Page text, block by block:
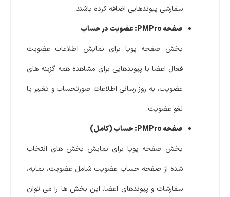
سفارشی پیوندهایی اضافه کرده باشند.
صفحه PMPro: عضویت در حساب
بخش صفحه پویا برای نمایش اطلاعات عضویت
فعال اعضا با پیوندهایی برای مشاهده همه گزینه های
عضویت، به روز رسانی اطلاعات صورتحساب و تغییر یا
لغو عضویت.
صفحه PMPro: حساب (کامل)
بخش صفحه پویا برای نمایش بخش های انتخاب
شده از صفحه حساب عضویت شامل عضویت، نمایه،
سفارشات و پیوندهای اعضا. این بخش ها را می توان